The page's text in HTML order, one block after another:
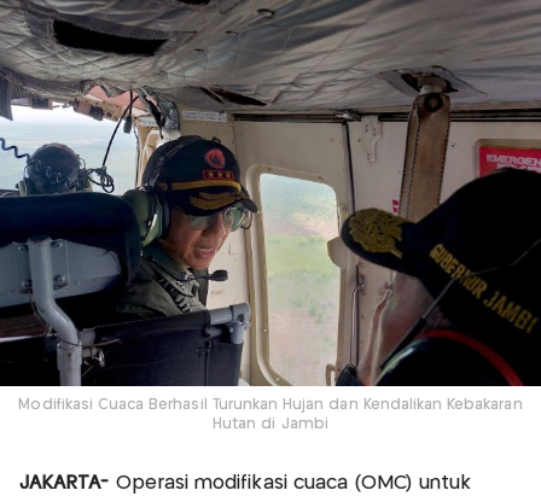
Modifikasi Cuaca Berhasil Turunkan Hujan dan Kendalikan Kebakaran
Hutan di Jambi
JAKARTA- Operasi modifikasi cuaca (OMC) untuk